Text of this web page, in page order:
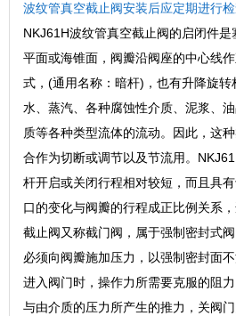
波纹管真空截止阀安装后应定期进行
NKJ61H波纹管真空截止阀的启闭件
平面或海锥面，阀瓣沿阀座的中心线
式，(通用名称：暗杆)，也有升降旋转
水、蒸汽、各种腐蚀性介质、泥浆、
质等各种类型流体的流动。因此，这
合作为切断或调节以及节流用。
杆开启或关闭行程相对较短，而且具
口的变化与阀瓣的行程成正比例关系
截止阀又称截门阀，属于强制密封式
必须向阀瓣施加压力，以强制密封面
进入阀门时，操作力所需要克服的阻
与由介质的压力所产生的推力，关阀